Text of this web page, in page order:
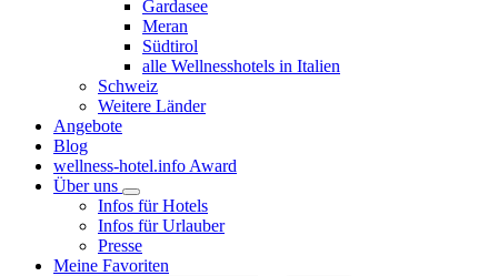
Gardasee
Meran
Südtirol
alle Wellnesshotels in Italien
Schweiz
Weitere Länder
Angebote
Blog
wellness-hotel.info Award
Über uns
Infos für Hotels
Infos für Urlauber
Presse
Meine Favoriten